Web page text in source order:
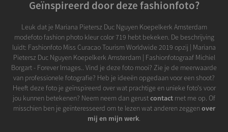
Geïnspireerd door deze fashionfoto?
Leuk dat je Mariana Pietersz Duc Nguyen Koepelkerk Amsterdam
modefoto fashion photo kleur color 719 hebt bekeken. De beschrijving
luidt: Fashionfoto Miss Curacao Tourism Worldwide 2019 opzij | Mariana
Pietersz Duc Nguyen Koepelkerk Amsterdam | Fashionfotograaf Michiel
Borgart - Forever Images.. Vind je deze foto mooi? Zie je de meerwaarde
van professionele fotografie? Heb je ideeën opgedaan voor een shoot?
Heeft deze foto je geïnspireerd over wat prachtige en unieke foto's voor
jou kunnen betekenen? Neem neem dan gerustcontact met me op. Of
misschien ben je geïnteresseerd om te lezen wat anderen zeggenover
mij en mijn werk.